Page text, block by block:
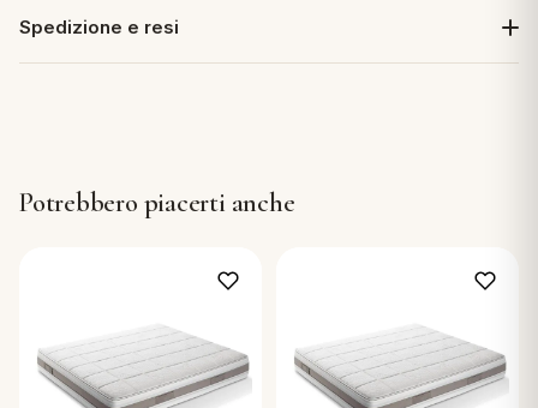
Spedizione e resi
Potrebbero piacerti anche